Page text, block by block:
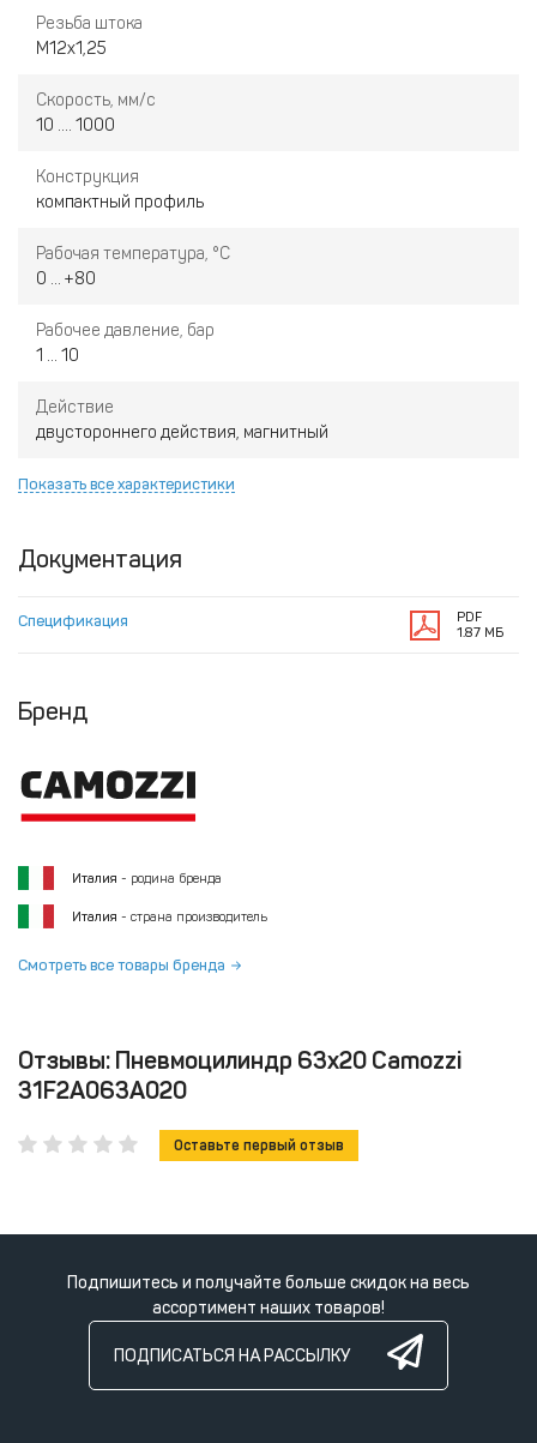
Резьба штока
M12х1,25
Скорость, мм/с
10 .... 1000
Конструкция
компактный профиль
Рабочая температура, °С
0 ... +80
Рабочее давление, бар
1 ... 10
Действие
двустороннего действия, магнитный
Показать все характеристики
Документация
Спецификация
PDF
1.87 МБ
Бренд
Италия - родина бренда
Италия - страна производитель
Смотреть все товары бренда
Отзывы: Пневмоцилиндр 63x20 Camozzi
31F2A063A020
Оставьте первый отзыв
Подпишитесь и получайте больше скидок на весь
ассортимент наших товаров!
ПОДПИСАТЬСЯ НА РАССЫЛКУ